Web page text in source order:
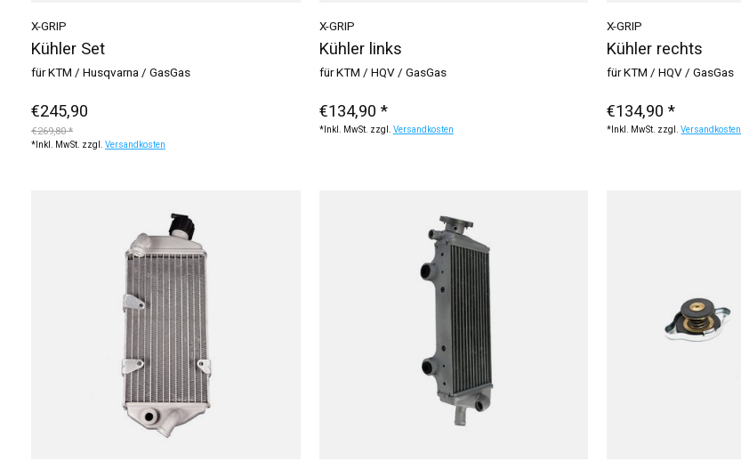
X-GRIP
Kühler Set
für KTM / Husqvarna / GasGas
€245,90
€269,80 *
*Inkl. MwSt. zzgl. Versandkosten
X-GRIP
Kühler links
für KTM / HQV / GasGas
€134,90 *
*Inkl. MwSt. zzgl. Versandkosten
X-GRIP
Kühler rechts
für KTM / HQV / GasGas
€134,90 *
*Inkl. MwSt. zzgl.Versandkosten